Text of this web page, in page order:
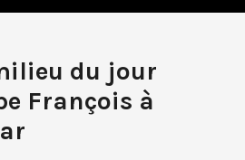
du jour
François à